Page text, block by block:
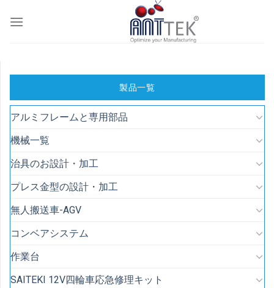
製品一覧
アルミフレームと専用部品
機械一覧
治具のお設計・加工
プレス金型の設計・加工
無人搬送車-AGV
コンベアシステム
作業台
SAITEKI 12V四輪車応急修理キット